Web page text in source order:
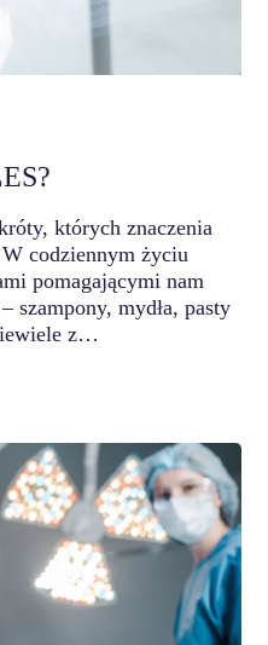
których znaczenia
codziennym życiu
pomagającymi nam
szampony, mydła, pasty
z…